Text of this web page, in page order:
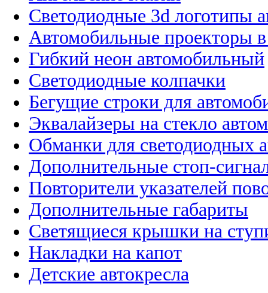
Светодиодные 3d логотипы
Автомобильные проекторы
Гибкий неон автомобильный
Светодиодные колпачки
Бегущие строки для
Эквалайзеры на стекло
Обманки для светодиодных
Дополнительные стоп-
Повторители указателей
Дополнительные габариты
Светящиеся крышки на
Накладки на капот
Детские автокресла